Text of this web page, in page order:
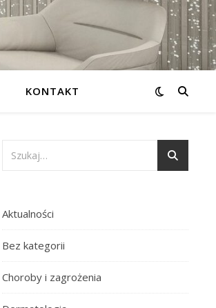
KONTAKT
Aktualności
Bez kategorii
Choroby i zagrożenia